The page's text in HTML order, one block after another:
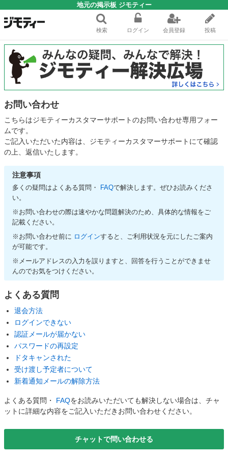
地元の掲示板 ジモティー
検索 ログイン 会員登録 投稿
お問い合わせ
こちらはジモティーカスタマーサポートのお問い合わせ専用フォー
ムです。
ご記入いただいた内容は、ジモティーカスタマーサポートにて確認
の上、返信いたします。
注意事項
多くの疑問はよくある質問・ FAQで解決します。ぜひお読みくださ
い。
※お問い合わせの際は速やかな問題解決のため、具体的な情報をご
記載ください。
※お問い合わせ前に ログインすると、ご利用状況を元にしたご案内
が可能です。
※メールアドレスの入力を誤りますと、回答を行うことができませ
んのでお気をつけください。
よくある質問
退会方法
ログインできない
認証メールが届かない
パスワードの再設定
ドタキャンされた
受け渡し予定者について
新着通知メールの解除方法
よくある質問・ FAQをお読みいただいても解決しない場合は、チャ
ットに詳細な内容をご記入いただきお問い合わせください。
チャットで問い合わせる